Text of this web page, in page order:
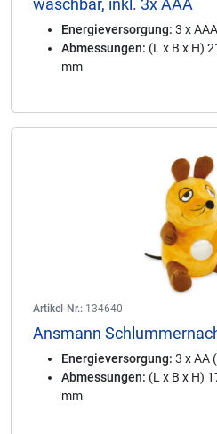
waschbar, inkl. 3x AAA
Energieversorgung: 3 x
Abmessungen: (L x B x H)
mm
Artikel-Nr.: 134640
Ansmann
Energieversorgung: 3 x AA
Abmessungen: (L x B x H)
mm